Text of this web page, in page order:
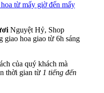
từ mấy giờ đến mấy
Nguyệt Hỷ, Shop
giao hoa giao từ 6h sáng
của quý khách mà
thời gian từ 1 tiếng đến